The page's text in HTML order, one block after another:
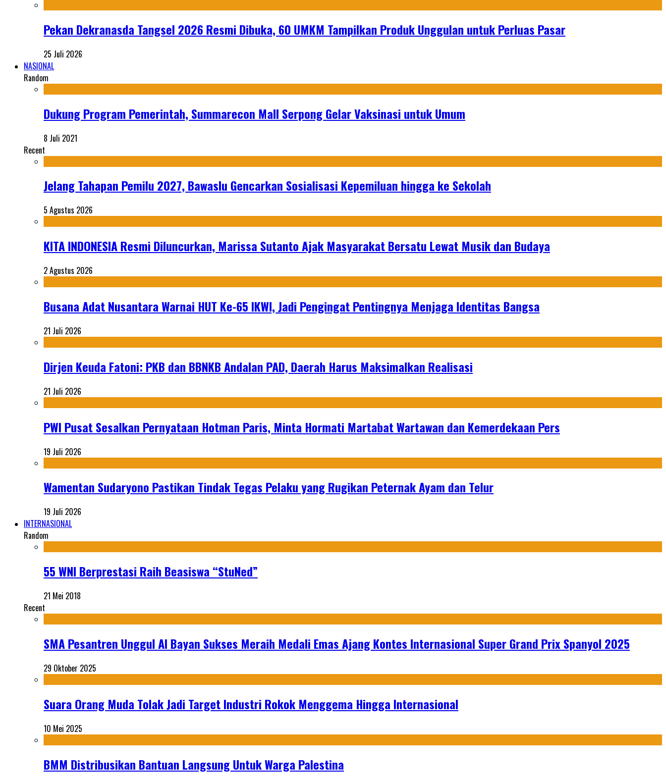
Pekan Dekranasda Tangsel 2026 Resmi Dibuka, 60 UMKM Tampilkan Produk Unggulan untuk Perluas Pasar
25 Juli 2026
NASIONAL
Random
Dukung Program Pemerintah, Summarecon Mall Serpong Gelar Vaksinasi untuk Umum
8 Juli 2021
Recent
Jelang Tahapan Pemilu 2027, Bawaslu Gencarkan Sosialisasi Kepemiluan hingga ke Sekolah
5 Agustus 2026
KITA INDONESIA Resmi Diluncurkan, Marissa Sutanto Ajak Masyarakat Bersatu Lewat Musik dan Budaya
2 Agustus 2026
Busana Adat Nusantara Warnai HUT Ke-65 IKWI, Jadi Pengingat Pentingnya Menjaga Identitas Bangsa
21 Juli 2026
Dirjen Keuda Fatoni: PKB dan BBNKB Andalan PAD, Daerah Harus Maksimalkan Realisasi
21 Juli 2026
PWI Pusat Sesalkan Pernyataan Hotman Paris, Minta Hormati Martabat Wartawan dan Kemerdekaan Pers
19 Juli 2026
Wamentan Sudaryono Pastikan Tindak Tegas Pelaku yang Rugikan Peternak Ayam dan Telur
19 Juli 2026
INTERNASIONAL
Random
55 WNI Berprestasi Raih Beasiswa “StuNed”
21 Mei 2018
Recent
SMA Pesantren Unggul Al Bayan Sukses Meraih Medali Emas Ajang Kontes Internasional Super Grand Prix Spanyol 2025
29 Oktober 2025
Suara Orang Muda Tolak Jadi Target Industri Rokok Menggema Hingga Internasional
10 Mei 2025
BMM Distribusikan Bantuan Langsung Untuk Warga Palestina